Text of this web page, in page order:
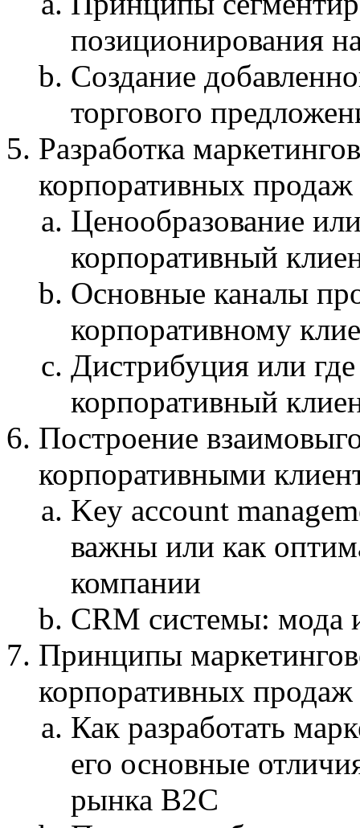
позиционирования
Создание
торгового
Разработка
корпоративных продаж
Ценообразование
корпоративный
Основные каналы
корпоративному
Дистрибуция или
корпоративный
Построение
корпоративными
Key account
важны или как
компании
CRM системы: мода
Принципы
корпоративных продаж
Как разработать
его основные
рынка B2C